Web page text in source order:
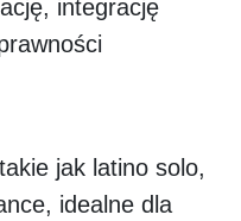
integrację
jak latino solo,
idealne dla